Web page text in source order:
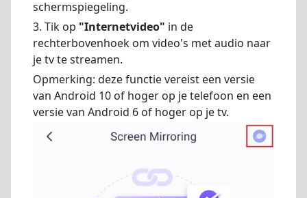
schermspiegeling.
3. Tik op "Internetvideo" in de
rechterbovenhoek om video's met audio naar
je tv te streamen.
Opmerking: deze functie vereist een versie
van Android 10 of hoger op je telefoon en een
versie van Android 6 of hoger op je tv.